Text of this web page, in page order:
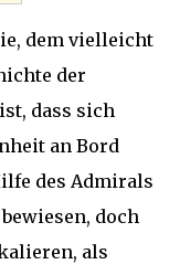
dem vielleicht
der
dass sich
an Bord
des Admirals
doch
als